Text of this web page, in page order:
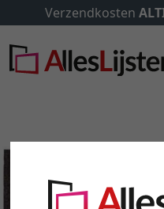
meer informatie